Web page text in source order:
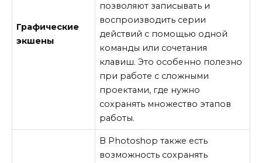
Графические
экшены
позволяют записывать и
воспроизводить серии
действий с помощью одной
команды или сочетания
клавиш. Это особенно полезно
при работе с сложными
проектами, где нужно
сохранять множество этапов
работы.
В Photoshop также есть
возможность сохранять